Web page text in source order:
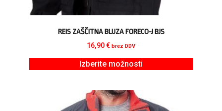
REIS ZAŠČITNA BLUZA FORECO-J BJS
16,90€ brez DDV
Izberite možnosti